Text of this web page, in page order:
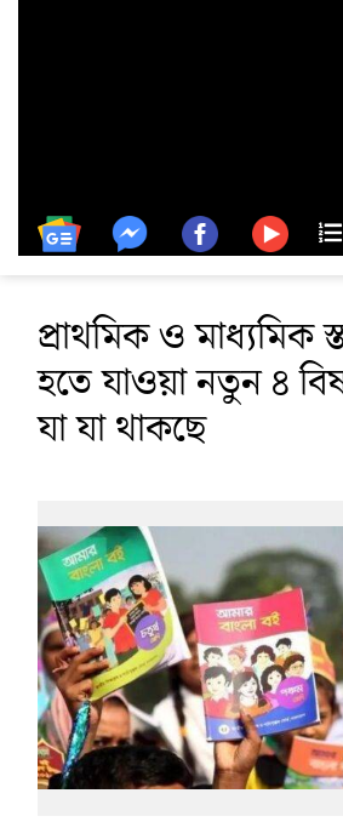
প্রাথমিক ও মাধ্যমিক
হতে যাওয়া নতুন ৪
যা যা থাকছে